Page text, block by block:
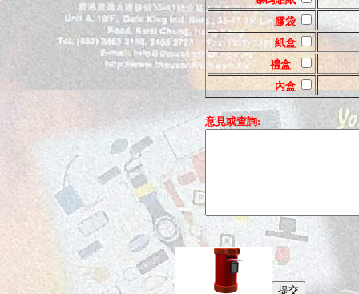
膠袋
紙盒
禮盒
內盒
意見或查詢: